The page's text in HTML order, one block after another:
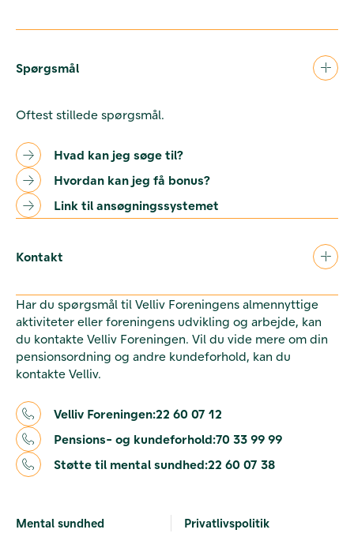
Spørgsmål
Oftest stillede spørgsmål.
Hvad kan jeg søge til?
Hvordan kan jeg få bonus?
Link til ansøgningssystemet
Kontakt
Har du spørgsmål til Velliv Foreningens almennyttige
aktiviteter eller foreningens udvikling og arbejde, kan
du kontakte Velliv Foreningen. Vil du vide mere om din
pensionsordning og andre kundeforhold, kan du
kontakte Velliv.
Velliv Foreningen:22 60 07 12
Pensions- og kundeforhold:70 33 99 99
Støtte til mental sundhed:22 60 07 38
Mental sundhed Privatlivspolitik